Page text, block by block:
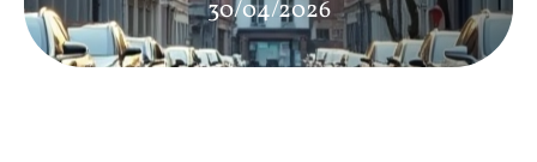
30/04/2026